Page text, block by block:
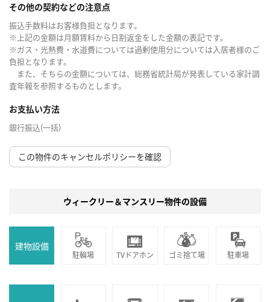
その他の契約などの注意点
振込手数料はお客様負担となります。
※上記の金額は月額賃料から日割返金をした金額の表記です。
※ガス・光熱費・水道費については過剰使用分については入居者様のご
負担となります。
また、そちらの金額については、総務省統計局が発表している家計調
査年報を参照するものとします。
お支払い方法
銀行振込(一括)
この物件のキャンセルポリシーを確認
ウィークリー＆マンスリー物件の設備
建物設備
駐輪場 TVドアホン ゴミ捨て場 駐車場